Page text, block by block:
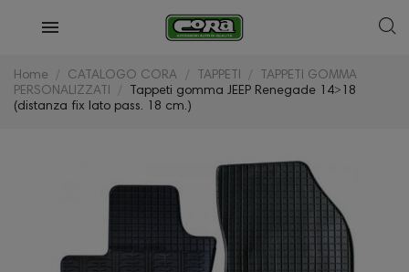
Home CATALOGO CORA TAPPETI
TAPPETI GOMMA
PERSONALIZZATI
Tappeti gomma JEEP Renegade 14˃18
(distanza fix lato pass. 18 cm.)